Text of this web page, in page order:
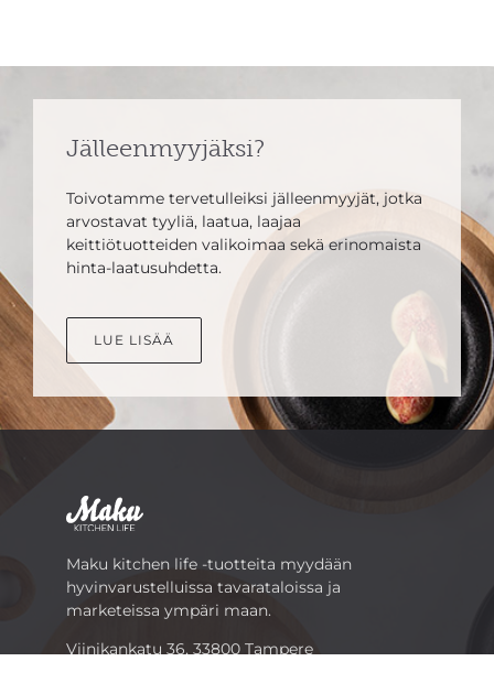
Jälleenmyyjäksi?
Toivotamme tervetulleiksi jälleenmyyjät, jotka
arvostavat tyyliä, laatua, laajaa
keittiötuotteiden valikoimaa sekä erinomaista
hinta-laatusuhdetta.
LUE LISÄÄ
Maku kitchen life -tuotteita myydään
hyvinvarustelluissa tavarataloissa ja
marketeissa ympäri maan.
Viinikankatu 36, 33800 Tampere